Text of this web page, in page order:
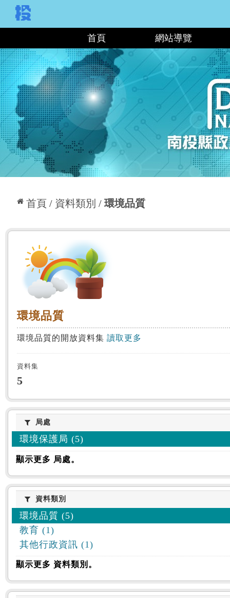
首頁 網站導覽
首頁 資料類別 環境品質
:::
環境品質
環境品質
環境品質的開放資料集 讀取更多
資料集
5
局處局處
環境保護局 (5)
顯示更多 局處。
資料類別
資料類別
環境品質 (5)
教育 (1)
其他行政資訊 (1)
顯示更多 資料類別。